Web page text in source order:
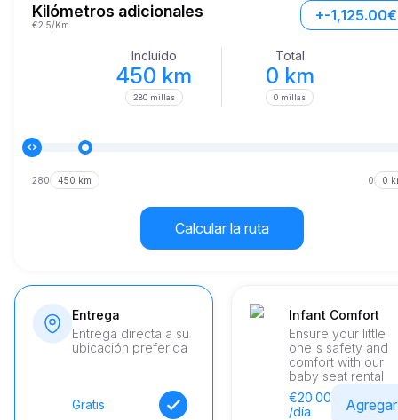
Kilómetros adicionales
€2.5/Km
+-1,125.00€
Incluido
450 km
280 millas
Total
0 km
0 millas
280 450 km 0 0
Calcular la ruta
Entrega
Entrega directa a su
ubicación preferida
Gratis
Infant Comfort
Ensure your little
one's safety and
comfort with our
baby seat rental
€20.00
/día
Agregar